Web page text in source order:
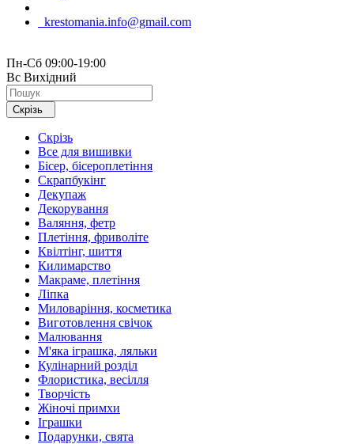
krestomania.info@gmail.com
Пн-Сб 09:00-19:00
Вс Вихідний
Скрізь
Скрізь
Все для вишивки
Бісер, бісероплетіння
Скрапбукінг
Декупаж
Декорування
Валяння, фетр
Плетіння, фриволіте
Квілтінг, шиття
Килимарство
Макраме, плетіння
Ліпка
Миловаріння, косметика
Виготовлення свічок
Малювання
М'яка іграшка, ляльки
Кулінарний розділ
Флористика, весілля
Творчість
Жіночі примхи
Іграшки
Подарунки, свята